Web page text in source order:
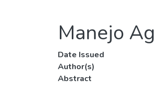
Manejo
Date Issued
Author(s)
Abstract